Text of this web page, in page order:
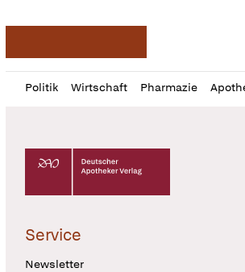
Politik Wirtschaft Pharmazie
Profil
öffnen
Daz
Pur
Deutscher Apotheker Verlag Logo
Service
Newsletter